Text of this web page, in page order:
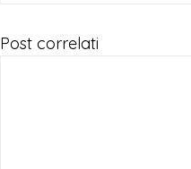
Post correlati